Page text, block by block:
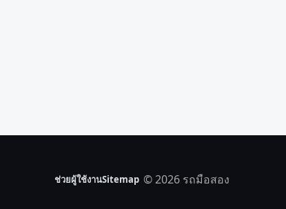
ช่วยผู้ใช้งานSitemap © 2026 รถมือสอง